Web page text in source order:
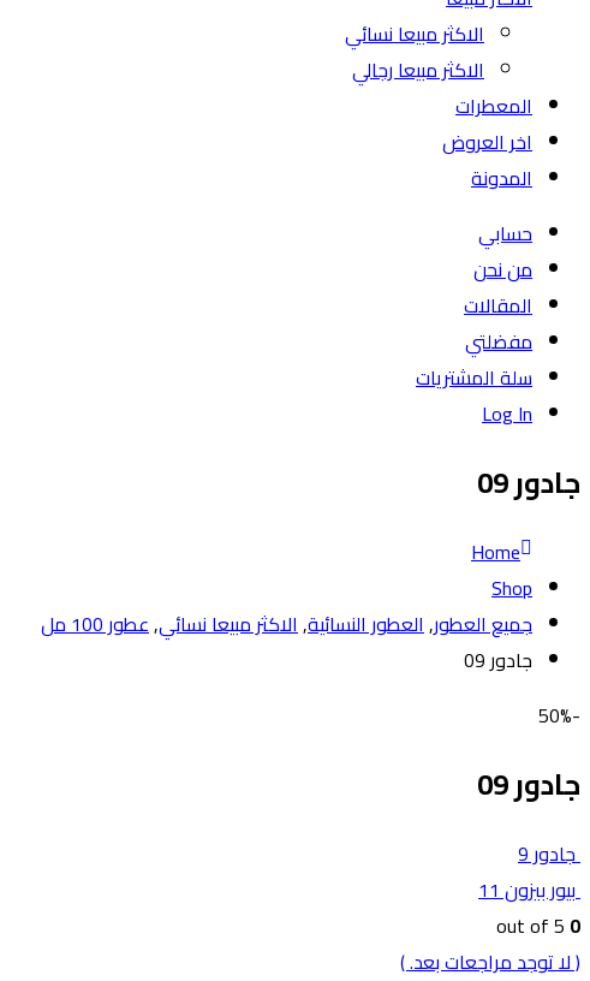
الاكثر مبيعا نسائي
الاكثر مبيعا رجالي
المعطرات
اخر العروض
المدونة
حسابي
من نحن
المقالات
مفضلتي
سلة المشتريات
Log In
جادور 09
Home
Shop
جميع العطور,العطور النسائية,الاكثر مبيعا نسائي,عطور 100 مل
جادور 09
-50%
جادور 09
جادور 9
بيور بيزون 11
0
( لا توجد مراجعات بعد. )